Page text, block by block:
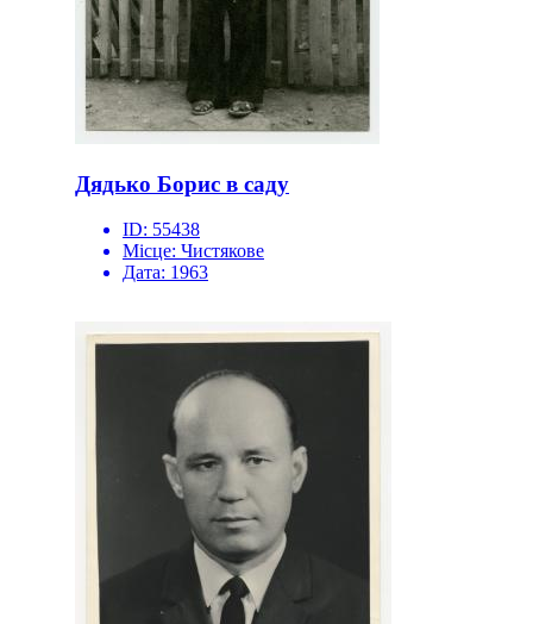
Дядько Борис в саду
ID: 55438
Місце: Чистякове
Дата: 1963